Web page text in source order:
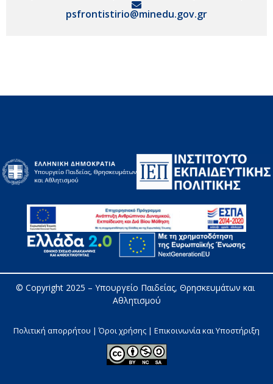
psfrontistirio@minedu.gov.gr
© Copyright 2025 – Υπουργείο Παιδείας, Θρησκευμάτων και
Αθλητισμού
Πολιτική απορρήτου | Όροι χρήσης | Επικοινωνία και Υποστήριξη